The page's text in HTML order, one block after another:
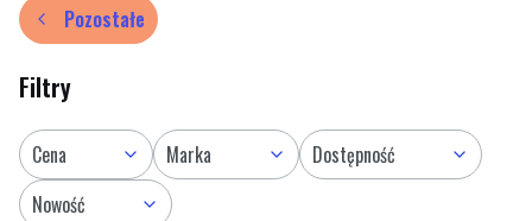
Pozostałe
Filtry
Cena Marka
Dostępność
Nowość